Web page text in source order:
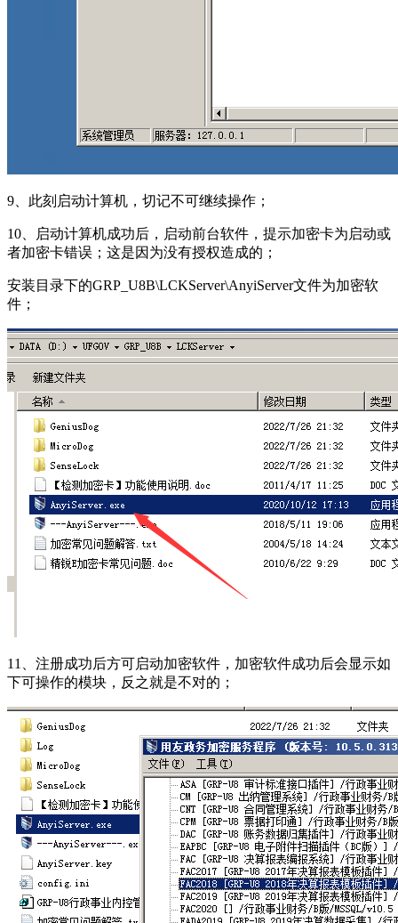
9、此刻启动计算机，切记不可继续操作；
10、启动计算机成功后，启动前台软件，提示加密卡为启动或
者加密卡错误；这是因为没有授权造成的；
安装目录下的GRP_U8B\LCKServer\AnyiServer文件为加密软
件；
11、注册成功后方可启动加密软件，加密软件成功后会显示如
下可操作的模块，反之就是不对的；